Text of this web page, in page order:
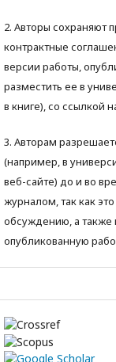
2. Авторы сохраняют
контрактные
версии работы,
разместить ее в
в книге), со ссылкой
3. Авторам
(например, в
веб-сайте) до и во
журналом, так как
обсуждению, а также
опубликованную